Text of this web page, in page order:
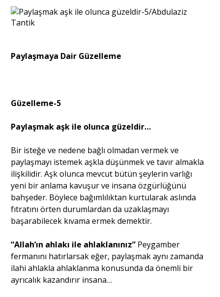
Ekonomi
Yorum - Analiz
Söyleşi
Yazı Dizisi
Portre
Yazarlar
Paylaşmaya Dair Güzelleme
Güzelleme-5
Paylaşmak aşk ile olunca güzeldir…
Bir isteğe ve nedene bağlı olmadan vermek ve
paylaşmayı istemek aşkla düşünmek ve tavır almakla
ilişkilidir. Aşk olunca mevcut bütün şeylerin varlığı
yeni bir anlama kavuşur ve insana özgürlüğünü
bahşeder. Böylece bağımlılıktan kurtularak aslında
fıtratını örten durumlardan da uzaklaşmayı
başarabilecek kıvama ermek demektir.
“Allah’ın ahlakı ile ahlaklanınız” Peygamber
fermanını hatırlarsak eğer, paylaşmak aynı zamanda
ilahi ahlakla ahlaklanma konusunda da önemli bir
ayrıcalık kazandırır insana…